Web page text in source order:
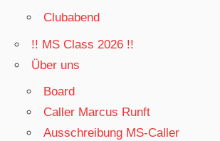
Clubabend
!! MS Class 2026 !!
Über uns
Board
Caller Marcus Runft
Ausschreibung MS-Caller